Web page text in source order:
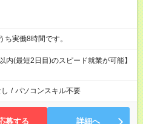
表記のうち実働8時間です。
内(最短2日目)のスピード就業が可能】
/ パソコンスキル不要
募する 詳細へ